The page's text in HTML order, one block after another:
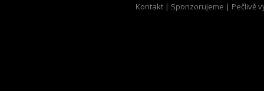
Kontakt | Sponzorujeme | Pečlivě